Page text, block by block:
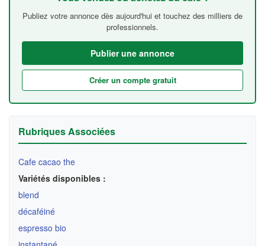
Publiez votre annonce dès aujourd'hui et touchez des milliers de
professionnels.
Publier une annonce
Créer un compte gratuit
Rubriques Associées
Cafe cacao the
Variétés disponibles :
blend
décaféiné
espresso bio